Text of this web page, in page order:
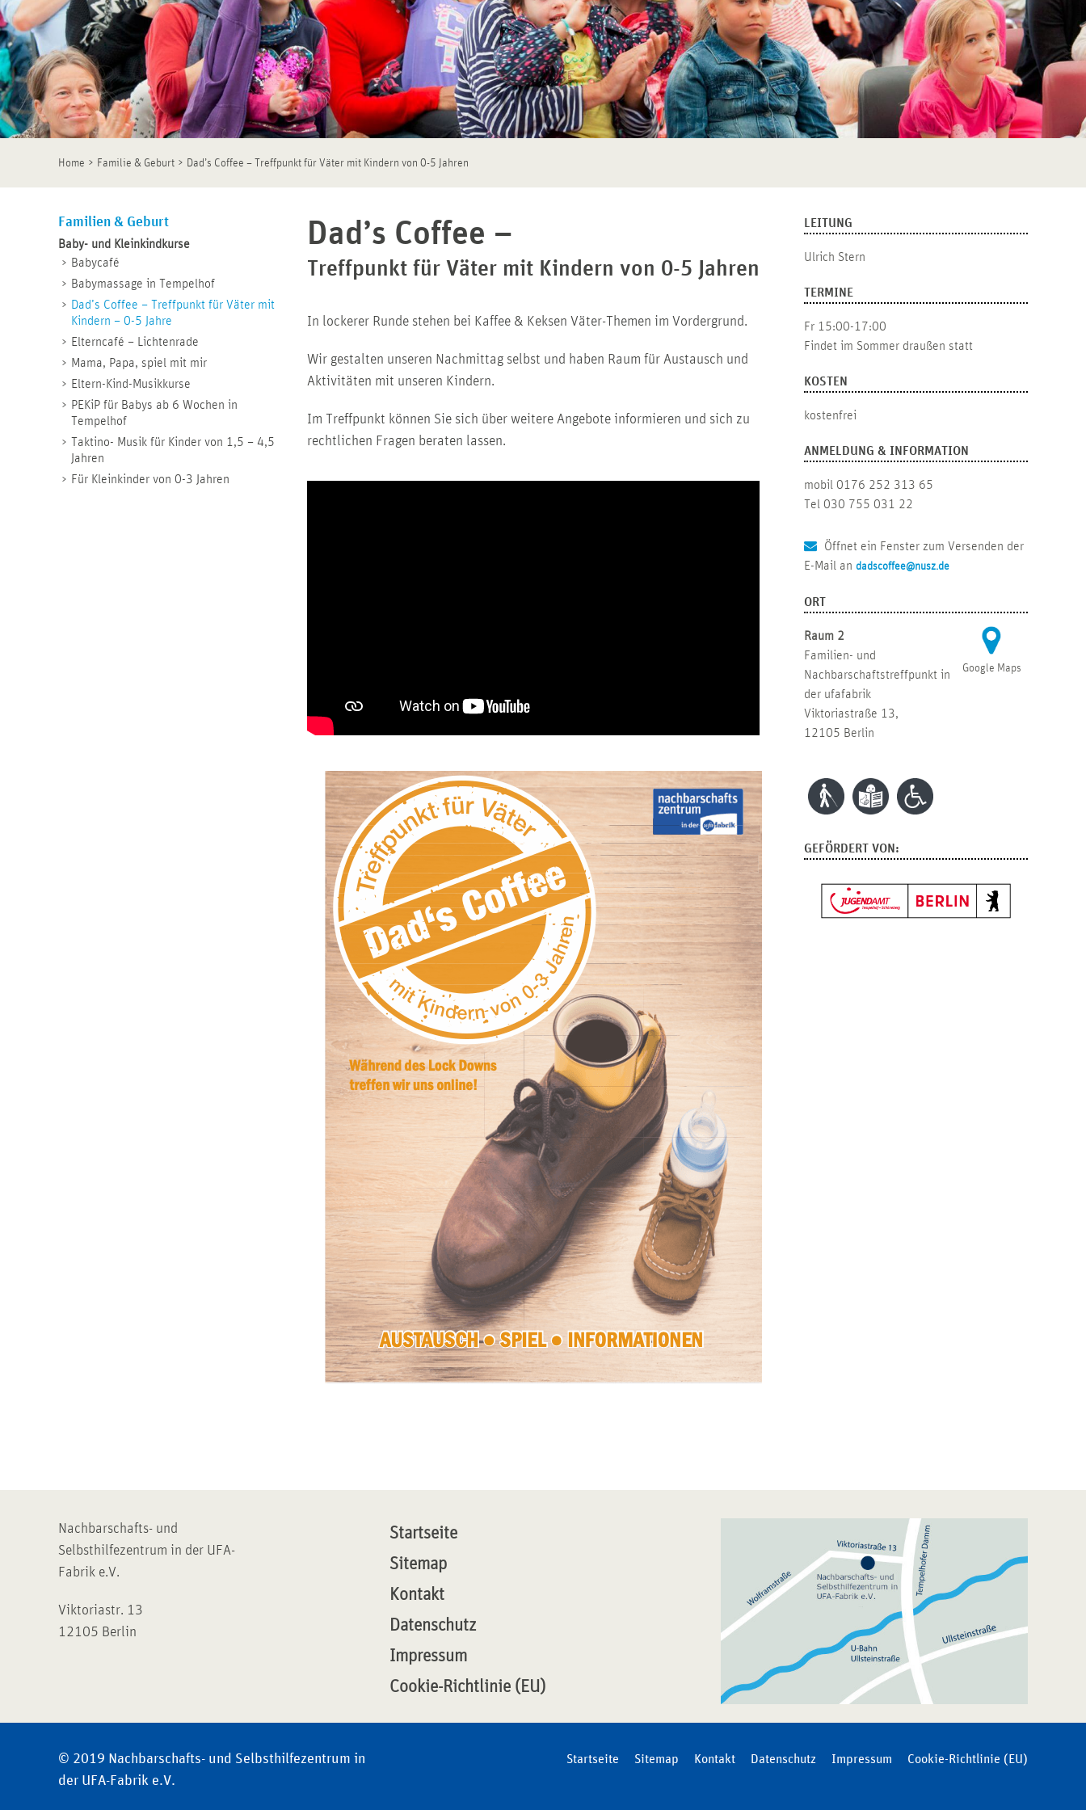
Home > Familie & Geburt > Dad’s Coffee – Treffpunkt für Väter mit Kindern von 0-5 Jahren
Familien & Geburt
Baby- und Kleinkindkurse
Babycafé
Babymassage in Tempelhof
Dad’s Coffee – Treffpunkt für Väter mit
Kindern – 0-5 Jahre
Elterncafé – Lichtenrade
Mama, Papa, spiel mit mir
Eltern-Kind-Musikkurse
PEKiP für Babys ab 6 Wochen in
Tempelhof
Taktino- Musik für Kinder von 1,5 – 4,5
Jahren
Für Kleinkinder von 0-3 Jahren
Dad’s Coffee –
Treffpunkt für Väter mit Kindern von 0-5 Jahren
In lockerer Runde stehen bei Kaffee & Keksen Väter­-Themen im Vordergrund.
Wir gestalten unseren Nachmittag selbst und haben Raum für Austausch und
Aktivitäten mit unseren Kindern.
Im Treffpunkt können Sie sich über weitere Angebote informieren und sich zu
rechtlichen Fragen beraten lassen.
LEITUNG
Ulrich Stern
TERMINE
Fr 15:00-17:00
Findet im Sommer draußen statt
KOSTEN
kostenfrei
ANMELDUNG & INFORMATION
mobil 0176 252 313 65
Tel 030 755 031 22
Öffnet ein Fenster zum Versenden der
E-Mail an dadscoffee@nusz.de
ORT
Google Maps
Raum 2
Familien- und
Nachbarschaftstreffpunkt in
der ufafabrik
Viktoriastraße 13,
12105 Berlin
GEFÖRDERT VON:
Nachbarschafts- und
Selbsthilfezentrum in der UFA-
Fabrik e.V.
Viktoriastr. 13
12105 Berlin
Startseite
Sitemap
Kontakt
Datenschutz
Impressum
Cookie-Richtlinie (EU)
© 2019 Nachbarschafts- und Selbsthilfezentrum in
der UFA-Fabrik e.V.
Startseite Sitemap Kontakt Datenschutz Impressum Cookie-Richtlinie (EU)